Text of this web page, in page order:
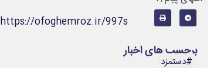
https://ofoghemroz.ir/997s
برچسب های اخبار
#دستمزد